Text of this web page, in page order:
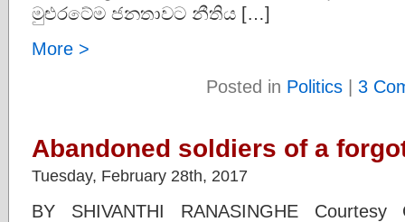
මුළුරටේම ජනතාවට නීතිය […]
More >
Posted in Politics | 3
Abandoned soldiers of a
Tuesday, February 28th, 2017
BY SHIVANTHI RANASINGHE